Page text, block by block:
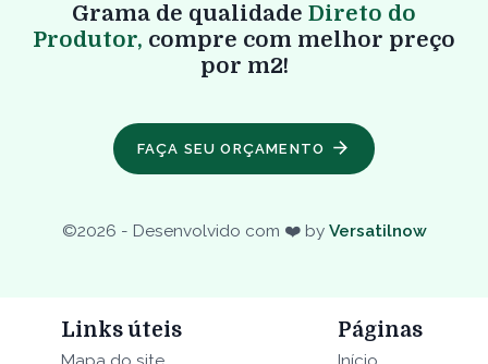
Grama de qualidade Direto do
Produtor, compre com melhor preço
por m2!
FAÇA SEU ORÇAMENTO
©2026 - Desenvolvido com ❤️ by Versatilnow
Links úteis Páginas